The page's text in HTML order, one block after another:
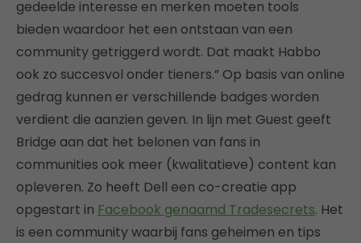
gedeelde interesse en merken moeten tools
bieden waardoor het een ontstaan van een
community getriggerd wordt. Dat maakt Habbo
ook zo succesvol onder tieners.” Op basis van online
gedrag kunnen er verschillende badges worden
verdient die aanzien geven. In lijn met Guest geeft
Bridge aan dat het belonen van fans in
communities ook meer (kwalitatieve) content kan
opleveren. Zo heeft Dell een co-creatie app
opgestart in Facebook genaamd Tradesecrets. Het
is een community waarbij fans geheimen en tips